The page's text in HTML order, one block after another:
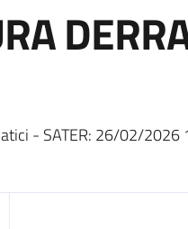
- SATER: 26/02/2026